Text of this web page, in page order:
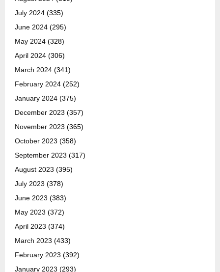
July 2024 (335)
June 2024 (295)
May 2024 (328)
April 2024 (306)
March 2024 (341)
February 2024 (252)
January 2024 (375)
December 2023 (357)
November 2023 (365)
October 2023 (358)
September 2023 (317)
August 2023 (395)
July 2023 (378)
June 2023 (383)
May 2023 (372)
April 2023 (374)
March 2023 (433)
February 2023 (392)
January 2023 (293)